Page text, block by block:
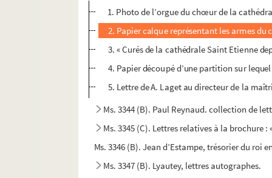
1. Photo de l’orgue du chœur de la
2. Papier calque représentant les armes
3. « Curés de la cathédrale Saint Etienne
4. Papier découpé d’une partition sur
5. Lettre de A. Laget au directeur de la
Ms. 3344 (B). Paul Reynaud. collection de
Ms. 3345 (C). Lettres relatives à la brochure
Ms. 3346 (B). Jean d’Estampe, trésorier du
Ms. 3347 (B). Lyautey, lettres autographes.